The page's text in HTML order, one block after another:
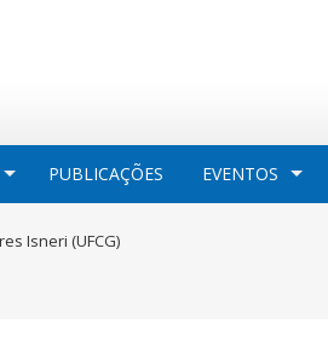
PUBLICAÇÕES EVENTOS
Isneri (UFCG)